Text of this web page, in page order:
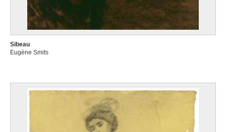
Sibeau
Eugène Smits